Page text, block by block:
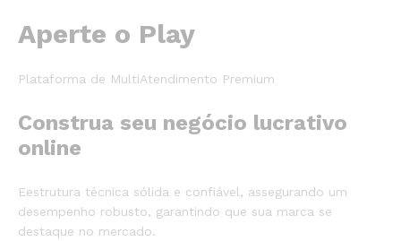
Aperte o Play
Plataforma de MultiAtendimento Premium
Construa seu negócio lucrativo
online
Eestrutura técnica sólida e confiável, assegurando um
desempenho robusto, garantindo que sua marca se
destaque no mercado.